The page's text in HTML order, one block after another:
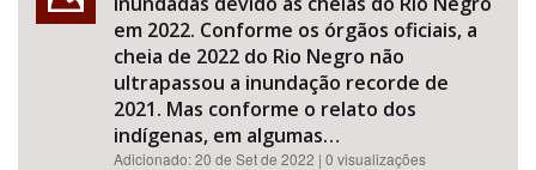
em 2022. Conforme os órgãos oficiais, a
cheia de 2022 do Rio Negro não
ultrapassou a inundação recorde de
2021. Mas conforme o relato dos
indígenas, em algumas…
Adicionado:20 de Set de 2022 | 0 visualizações